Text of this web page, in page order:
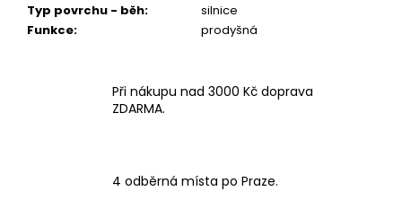
Typ povrchu - běh:
silnice
Funkce: prodyšná
Při nákupu nad 3000 Kč doprava
ZDARMA.
4 odběrná místa po Praze.